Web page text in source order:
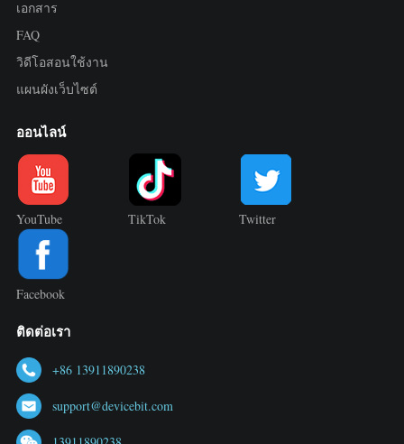
เอกสาร
FAQ
วิดีโอสอนใช้งาน
แผนผังเว็บไซต์
ออนไลน์
YouTube TikTok Twitter
Facebook
ติดต่อเรา
+86 13911890238
support@devicebit.com